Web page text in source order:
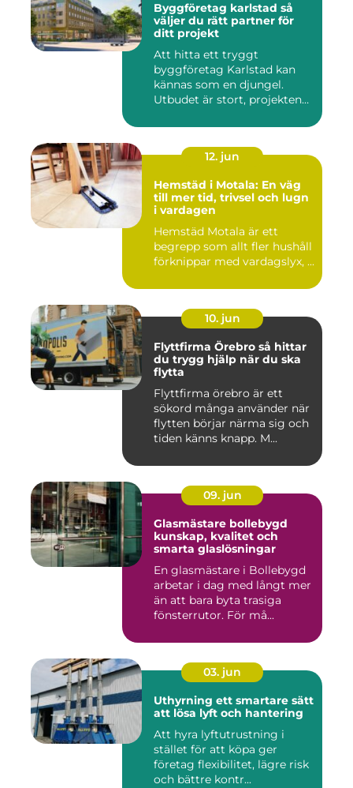
Byggföretag karlstad så
väljer du rätt partner för
ditt projekt
Att hitta ett tryggt
byggföretag Karlstad kan
kännas som en djungel.
Utbudet är stort, projekten
12. jun
Hemstäd i Motala: En väg
till mer tid, trivsel och lugn
i vardagen
Hemstäd Motala är ett
begrepp som allt fler hushåll
förknippar med vardagslyx, ...
10. jun
Flyttfirma Örebro så hittar
du trygg hjälp när du ska
flytta
Flyttfirma örebro är ett
sökord många använder när
flytten börjar närma sig och
tiden känns knapp. M...
09. jun
Glasmästare bollebygd
kunskap, kvalitet och
smarta glaslösningar
En glasmästare i Bollebygd
arbetar i dag med långt mer
än att bara byta trasiga
fönsterrutor. För må...
03. jun
Uthyrning ett smartare sätt
att lösa lyft och hantering
Att hyra lyftutrustning i
stället för att köpa ger
företag flexibilitet, lägre risk
och bättre kontr...